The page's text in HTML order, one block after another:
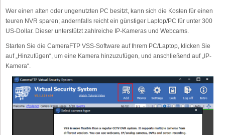
Wer einen alten oder ungenutzten PC besitzt, kann sich die Kosten für einen
teuren NVR sparen; andernfalls reicht ein günstiger Laptop/PC für unter 300
US-Dollar. Dieser unterstützt zahlreiche IP-Kameras und Webcams.
Starten Sie die CameraFTP VSS-Software auf Ihrem PC/Laptop, klicken Sie
auf „Hinzufügen“, um eine Kamera hinzuzufügen, und anschließend auf „IP-
Kamera“.